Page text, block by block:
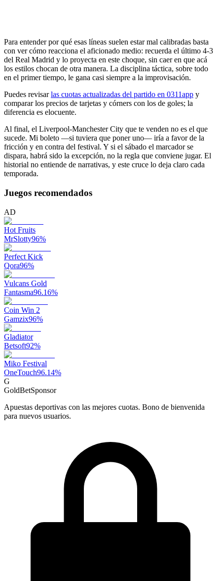
Para entender por qué esas líneas suelen estar mal calibradas basta
con ver cómo reacciona el aficionado medio: recuerda el último 4-3
del Real Madrid y lo proyecta en este choque, sin caer en que acá
los estilos chocan de otra manera. La disciplina táctica, sobre todo
en el primer tiempo, le gana casi siempre a la improvisación.
Puedes revisarlas cuotas actualizadas del partido en 0311app y
comparar los precios de tarjetas y córners con los de goles; la
diferencia es elocuente.
Al final, el Liverpool-Manchester City que te venden no es el que
sucede. Mi boleto —si tuviera que poner uno— iría a favor de la
fricción y en contra del festival. Y si el sábado el marcador se
dispara, habrá sido la excepción, no la regla que conviene jugar. El
historial no entiende de narrativas, y este cruce lo deja claro cada
temporada.
Juegos recomendados
AD
Hot Fruits
MrSlotty96%
Perfect Kick
Qora96%
Vulcans Gold
Fantasma96.16%
Coin Win 2
Gamzix96%
Gladiator
Betsoft92%
Miko Festival
OneTouch96.14%
G
GoldBetSponsor
Apuestas deportivas con las mejores cuotas. Bono de bienvenida
para nuevos usuarios.